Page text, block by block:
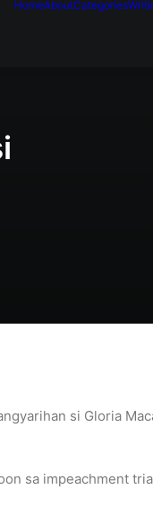
HomeAboutCategories
si Gloria
sa impeachment